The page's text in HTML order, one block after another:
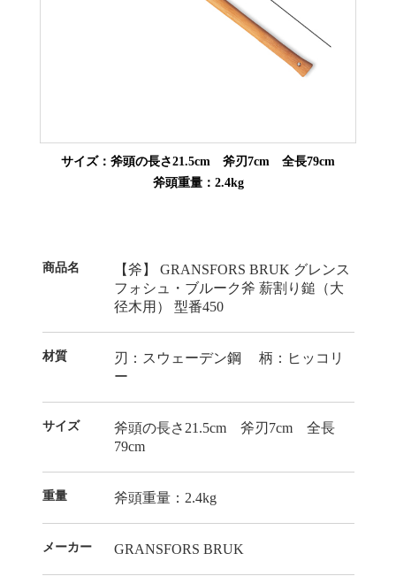
サイズ：斧頭の長さ21.5cm 斧刃7cm 全長79cm
斧頭重量：2.4kg
商品名
【斧】 GRANSFORS BRUK グレンス
フォシュ・ブルーク斧 薪割り鎚（大
径木用） 型番450
材質
刃：スウェーデン鋼 柄：ヒッコリ
ー
サイズ
斧頭の長さ21.5cm 斧刃7cm 全長
79cm
重量 斧頭重量：2.4kg
メーカー GRANSFORS BRUK